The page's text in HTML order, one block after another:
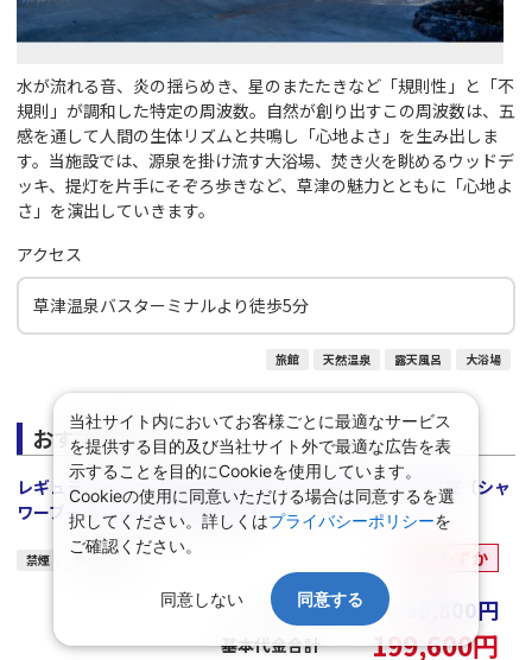
水が流れる音、炎の揺らめき、星のまたたきなど「規則性」と「不
規則」が調和した特定の周波数。自然が創り出すこの周波数は、五
感を通して人間の生体リズムと共鳴し「心地よさ」を生み出しま
す。当施設では、源泉を掛け流す大浴場、焚き火を眺めるウッドデ
ッキ、提灯を片手にそぞろ歩きなど、草津の魅力とともに「心地よ
さ」を演出していきます。
アクセス
草津温泉バスターミナルより徒歩5分
旅館 天然温泉 露天風呂 大浴場
おすすめプラン
レギュラープラン【朝夕2食付】湯畑まで徒歩圏内！ 和洋室（シャ
ワーブースのみ）(2名～4名1室)
禁煙 夕・朝食付 空室わずか
大人１名 99,800円
基本代金合計 199,600円
当社サイト内においてお客様ごとに最適なサービス
を提供する目的及び当社サイト外で最適な広告を表
示することを目的にCookieを使用しています。
Cookieの使用に同意いただける場合は同意するを選
択してください。詳しくはプライバシーポリシーを
ご確認ください。
同意しない 同意する